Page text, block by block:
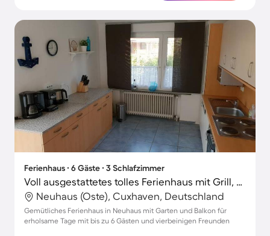
Ferienhaus ∙ 6 Gäste ∙ 3 Schlafzimmer
Voll ausgestattetes tolles Ferienhaus mit Grill, Garten und Terrasse | Haustierfreundlich
Neuhaus (Oste), Cuxhaven, Deutschland
Gemütliches Ferienhaus in Neuhaus mit Garten und Balkon für
erholsame Tage mit bis zu 6 Gästen und vierbeinigen Freunden